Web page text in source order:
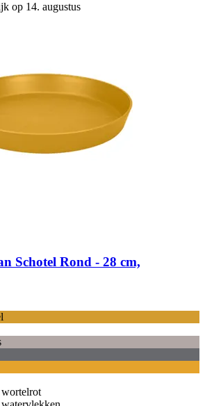
op 14. augustus
Schotel Rond -​ 28 cm,